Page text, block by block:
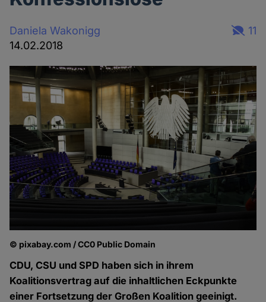
Daniela Wakonigg
14.02.2018
11
© pixabay.com / CC0 Public Domain
CDU, CSU und SPD haben sich in ihrem
Koalitionsvertrag auf die inhaltlichen Eckpunkte
einer Fortsetzung der Großen Koalition geeinigt.